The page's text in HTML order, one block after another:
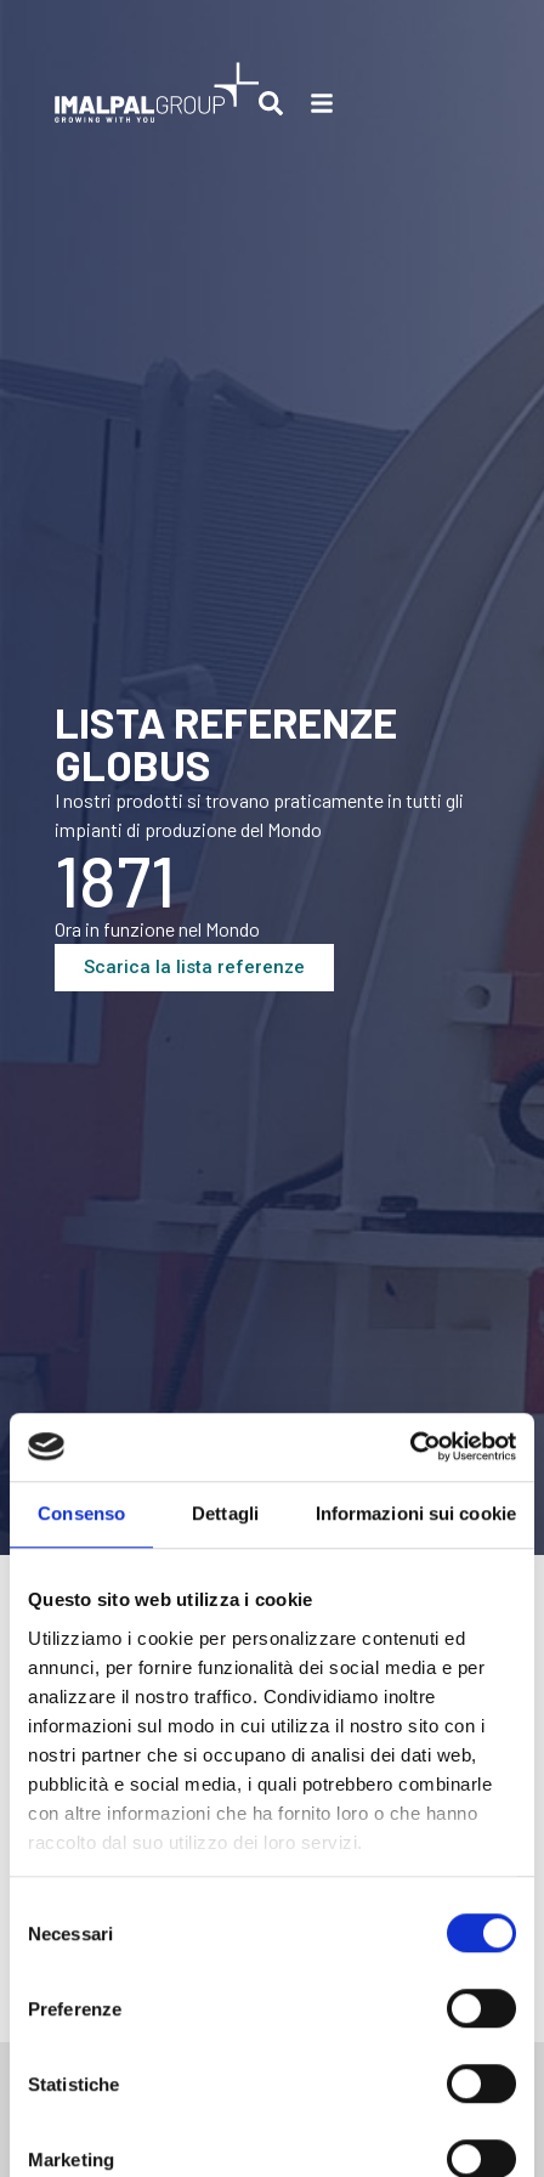
Consenso Dettagli Informazioni sui cookie
Questo sito web utilizza i cookie
Utilizziamo i cookie per personalizzare contenuti ed
annunci, per fornire funzionalità dei social media e per
analizzare il nostro traffico. Condividiamo inoltre
informazioni sul modo in cui utilizza il nostro sito con i
nostri partner che si occupano di analisi dei dati web,
pubblicità e social media, i quali potrebbero combinarle
con altre informazioni che ha fornito loro o che hanno
raccolto dal suo utilizzo dei loro servizi.
delNecessari
Preferenze
Statistiche
Marketing
LISTA REFERENZE
GLOBUS
I nostri prodotti si trovano praticamente in tutti gli
impianti di produzione del Mondo
1871
Ora in funzione nel Mondo
Scarica la lista referenze
Wet flaking line
Particle Board 1000m3/day with only 3 knife ring
flaker SRC 14.690.
Vibrating system to optimize the log’s distribution